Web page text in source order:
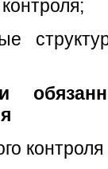
контроля